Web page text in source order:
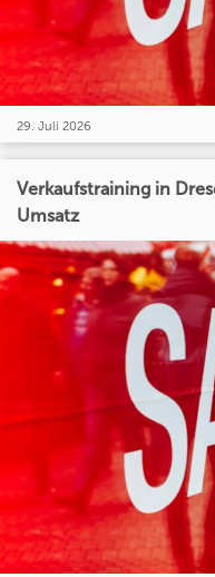
29. Juli 2026
Verkaufstraining in
Umsatz